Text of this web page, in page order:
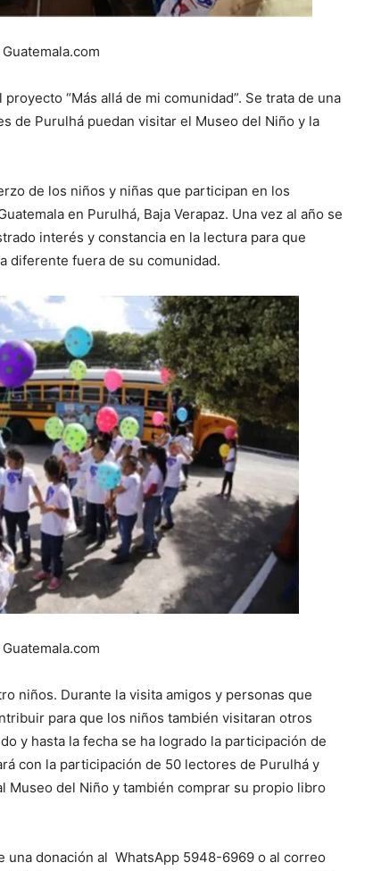
proyecto “Más allá de mi comunidad”. Se trata de una
de Purulhá puedan visitar el Museo del Niño y la
de los niños y niñas que participan en los
en Purulhá, Baja Verapaz. Una vez al año se
interés y constancia en la lectura para que
diferente fuera de su comunidad.
niños. Durante la visita amigos y personas que
para que los niños también visitaran otros
y hasta la fecha se ha logrado la participación de
con la participación de 50 lectores de Purulhá y
Museo del Niño y también comprar su propio libro
una donación al WhatsApp 5948-6969 o al correo